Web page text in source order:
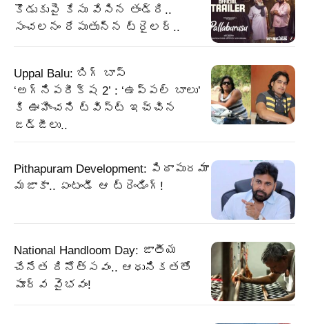
కొడుకుపై కేసు వేసిన తండ్రి..
సంచలనం రేపుతున్న ట్రైలర్..
Uppal Balu: బిగ్ బాస్
‘అగ్నిపరీక్ష 2’ : ‘ఉప్పల్ బాలు’
కి ఊహించని ట్విస్ట్ ఇచ్చిన
జడ్జీలు..
Pithapuram Development: పిఠాపురమా
మజాకా.. ఏంటండీ ఆ ట్రెండింగ్!
National Handloom Day: జాతీయ
చేనేత దినోత్సవం.. ఆధునికతతో
పూర్వ వైభవం!